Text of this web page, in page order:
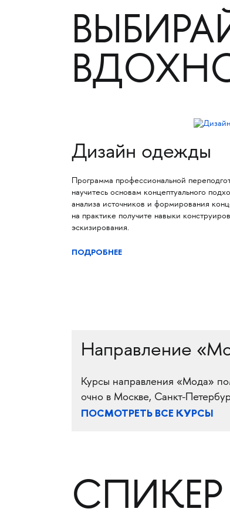
Дизайн одежды
Программа профессиональной
научитесь основам концептуального
анализа источников и формирования
на практике получите навыки
эскизирования.
ПОДРОБНЕЕ
Направление
Курсы направления «Мода»
очно в Москве, Санкт-
ПОСМОТРЕТЬ ВСЕ КУРСЫ
СПИКЕР